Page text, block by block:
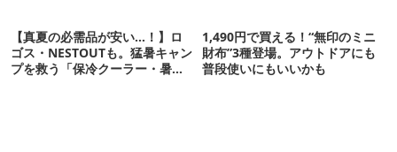
【真夏の必需品が安い…！】ロ
ゴス・NESTOUTも。猛暑キャン
プを救う「保冷クーラー・暑さ
1,490円で買える！“無印のミニ
財布”3種登場。アウトドアにも
普段使いにもいいかも